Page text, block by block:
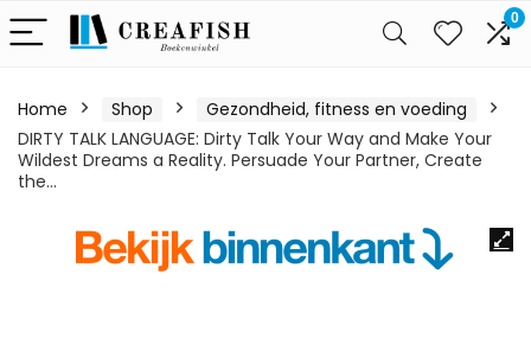
0
Home Shop
Gezondheid, fitness en voeding
DIRTY TALK LANGUAGE: Dirty Talk Your Way and Make Your
Wildest Dreams a Reality. Persuade Your Partner, Create
the…